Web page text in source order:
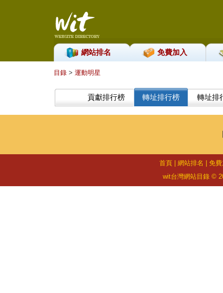
網站排名 免費加入
目錄 > 運動明星
貢獻排行榜 轉址排行榜 轉址排
首頁| 網站排名
免
wit台灣網站目錄 ©